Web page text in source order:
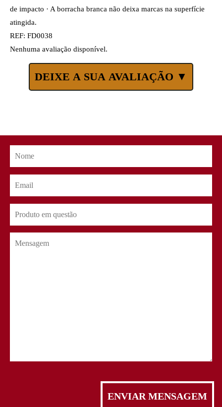
de impacto · A borracha branca não deixa marcas na superfície
atingida.
REF: FD0038
Nenhuma avaliação disponível.
DEIXE A SUA AVALIAÇÃO ▼